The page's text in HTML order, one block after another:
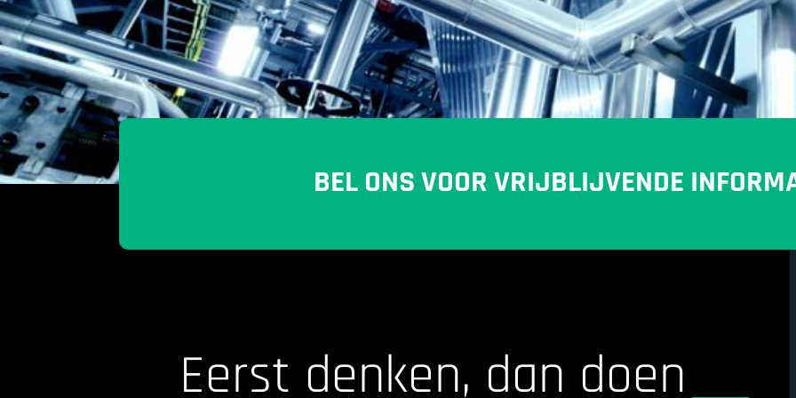
BEL ONS VOOR VRIJBLIJVENDE
Eerst denken, dan doen